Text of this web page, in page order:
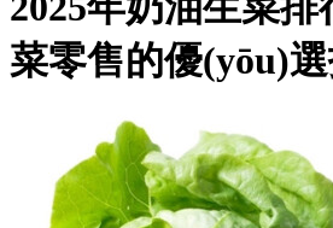
菜零售的優(yōu)